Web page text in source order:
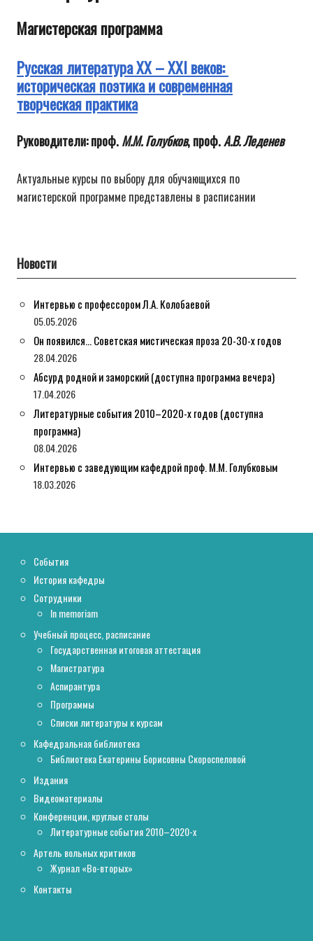
литературного
процесса
Магистерская программа
Русская литература ХХ – XXI веков:
историческая поэтика и современная
творческая практика
Руководители: проф.М.М. Голубков, проф.А.В. Леденев
Актуальные курсы по выбору для обучающихся по
магистерской программе представлены в расписании
Новости
Интервью с профессором Л.А. Колобаевой
05.05.2026
Он появился… Советская мистическая проза 20-30-х годов
28.04.2026
Абсурд родной и заморский (доступна программа вечера)
17.04.2026
Литературные события 2010–2020-х годов (доступна
программа)
08.04.2026
Интервью с заведующим кафедрой проф. М.М. Голубковым
18.03.2026
События
История кафедры
Сотрудники
In memoriam
Учебный процесс, расписание
Государственная итоговая аттестация
Магистратура
Аспирантура
Программы
Списки литературы к курсам
Кафедральная библиотека
Библиотека Екатерины Борисовны Скороспеловой
Издания
Видеоматериалы
Конференции, круглые столы
Литературные события 2010–2020-х
Артель вольных критиков
Журнал «Во-вторых»
Контакты